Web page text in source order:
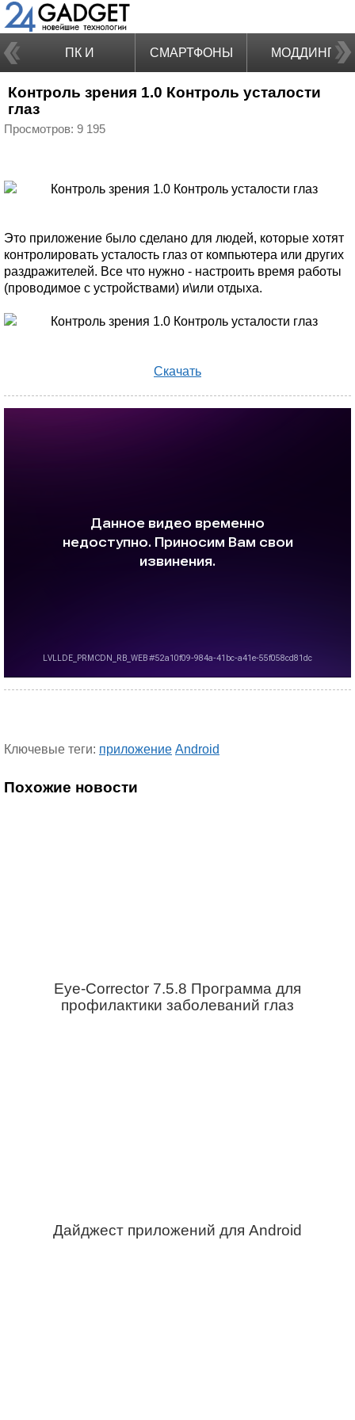
ПК И
НОУТБУКИ
СМАРТФОНЫ МОДДИНГ
Контроль зрения 1.0 Контроль усталости
глаз
Просмотров: 9 195
Это приложение было сделано для людей, которые хотят
контролировать усталость глаз от компьютера или других
раздражителей. Все что нужно - настроить время работы
(проводимое с устройствами) и\или отдыха.
Скачать
Ключевые теги: приложение Android
Похожие новости
Eye-Corrector 7.5.8 Программа для
профилактики заболеваний глаз
Дайджест приложений для Android